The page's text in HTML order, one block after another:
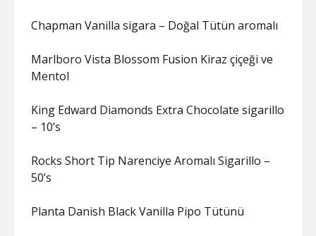
Chapman Vanilla sigara – Doğal Tütün aromalı
Marlboro Vista Blossom Fusion Kiraz çiçeği ve
Mentol
King Edward Diamonds Extra Chocolate sigarillo
– 10’s
Rocks Short Tip Narenciye Aromalı Sigarillo –
50’s
Planta Danish Black Vanilla Pipo Tütünü